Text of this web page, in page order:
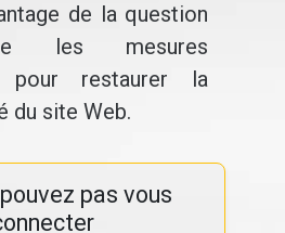
de la question
les mesures
pour restaurer la
du site Web.
pas vous